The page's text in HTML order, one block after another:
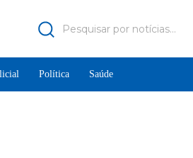
Pesquisar por notícias...
Política Saúde